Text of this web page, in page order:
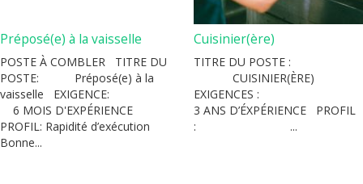
Préposé(e) à la vaisselle
POSTE À COMBLER TITRE DU
POSTE: Préposé(e) à la
vaisselle EXIGENCE:
6 MOIS D'EXPÉRIENCE
PROFIL: Rapidité d’exécution
Bonne...
Cuisinier(ère)
TITRE DU POSTE :
CUISINIER(ÈRE)
EXIGENCES :
3 ANS D’ÉXPÉRIENCE PROFIL
: ...